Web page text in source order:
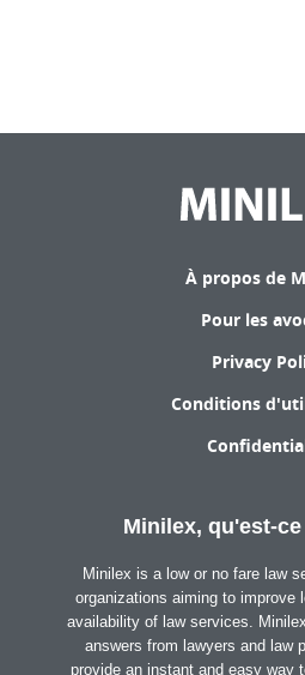
À propos de
Pour les
Privacy
Conditions
Minilex, qu'est-
Minilex is a low or no fare law
organizations aiming to improve
availability of law services.
answers from lawyers and law
provide an instant and easy way